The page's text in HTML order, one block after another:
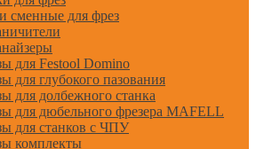
сменные для фрез
для Festool Domino
для глубокого пазования
для долбежного станка
для дюбельного фрезера MAFELL
для станков с ЧПУ
комплекты